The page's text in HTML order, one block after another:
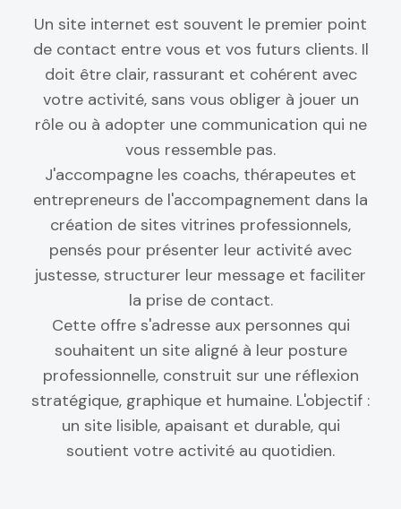
Un site internet est souvent le premier point
de contact entre vous et vos futurs clients. Il
doit être clair, rassurant et cohérent avec
votre activité, sans vous obliger à jouer un
rôle ou à adopter une communication qui ne
vous ressemble pas.
J'accompagne les coachs, thérapeutes et
entrepreneurs de l'accompagnement dans la
création de sites vitrines professionnels,
pensés pour présenter leur activité avec
justesse, structurer leur message et faciliter
la prise de contact.
Cette offre s'adresse aux personnes qui
souhaitent un site aligné à leur posture
professionnelle, construit sur une réflexion
stratégique, graphique et humaine. L'objectif :
un site lisible, apaisant et durable, qui
soutient votre activité au quotidien.